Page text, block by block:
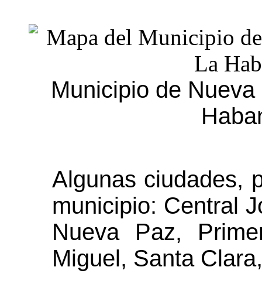
Municipio de
Algunas ciudades,
municipio: Central
Nueva Paz,
Miguel, Santa